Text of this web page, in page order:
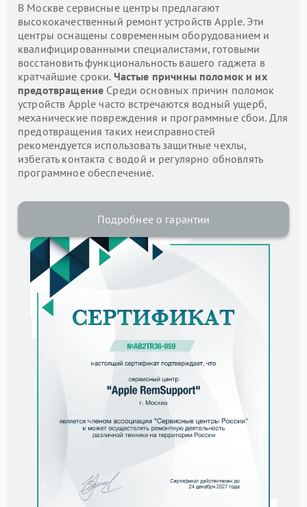
В Москве сервисные центры предлагают
высококачественный ремонт устройств Apple. Эти
центры оснащены современным оборудованием и
квалифицированными специалистами, готовыми
восстановить функциональность вашего гаджета в
кратчайшие сроки. Частые причины поломок и их
предотвращение Среди основных причин поломок
устройств Apple часто встречаются водный ущерб,
механические повреждения и программные сбои. Для
предотвращения таких неисправностей
рекомендуется использовать защитные чехлы,
избегать контакта с водой и регулярно обновлять
программное обеспечение.
Подробнее о гарантии